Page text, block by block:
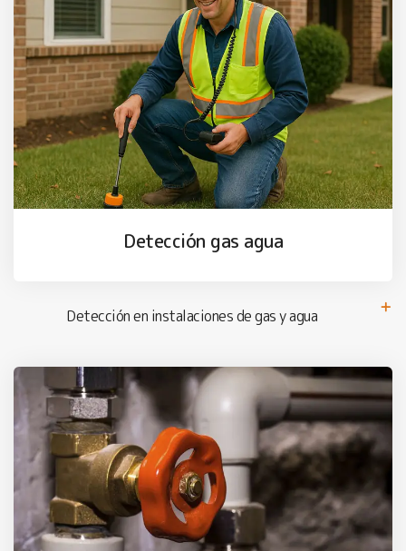
Detección gas agua
Detección en instalaciones de gas y agua